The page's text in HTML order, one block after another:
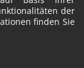
der
finden Sie